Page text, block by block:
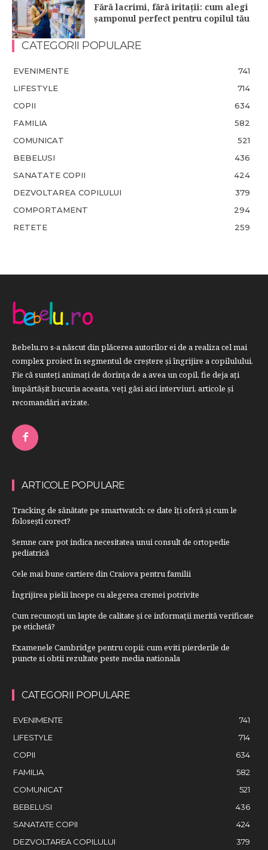
Fără lacrimi, fără iritații: cum alegi
șamponul perfect pentru copilul tău
CATEGORII POPULARE
EVENIMENTE
741
LIFESTYLE
714
COPII
634
FAMILIA
582
COMUNICAT
521
BEBELUSI
436
SANATATE COPII
424
DEZVOLTAREA COPILULUI
379
COMPORTAMENT
294
RETETE
259
Bebelu.ro s-a născut din plăcerea autorilor ei de a realiza cel mai
complex proiect în segmentul de creştere şi îngrijire a copilulului.
Fie că sunteţi animaţi de dorinţa de a avea un copil, fie deja aţi
împărtăşit bucuria aceasta, veți găsi aici interviuri, articole şi
recomandări avizate.
ARTICOLE POPULARE
Tracking de sănătate pe smartwatch: ce date îți oferă și cum le
folosești corect?
Semne care pot indica necesitatea unui consult de ortopedie
pediatrică
Cele mai bune cartiere din Craiova pentru familii
Îngrijirea pielii începe cu alegerea cremei potrivite
Cum recunoști un lapte de calitate și ce informații merită verificate
pe etichetă?
Examenele Cambridge pentru copii: cum eviti pierderile de
puncte si obtii rezultate peste media nationala
CATEGORII POPULARE
EVENIMENTE
741
LIFESTYLE
714
COPII
634
FAMILIA
582
COMUNICAT
521
BEBELUSI
436
SANATATE COPII
424
DEZVOLTAREA COPILULUI
379